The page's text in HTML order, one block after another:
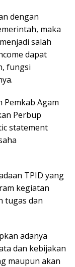
dengan
maka
salah
dapat
fungsi
Pemkab Agam
Perbup
statement
TPID yang
kegiatan
tugas dan
adanya
dan kebijakan
maupun akan